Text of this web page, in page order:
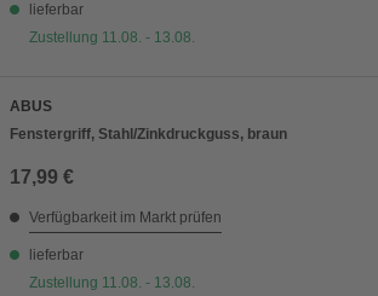
lieferbar
Zustellung 11.08. - 13.08.
ABUS
Fenstergriff, Stahl/Zinkdruckguss, braun
17,99 €
Verfügbarkeit im Markt prüfen
lieferbar
Zustellung 11.08. - 13.08.